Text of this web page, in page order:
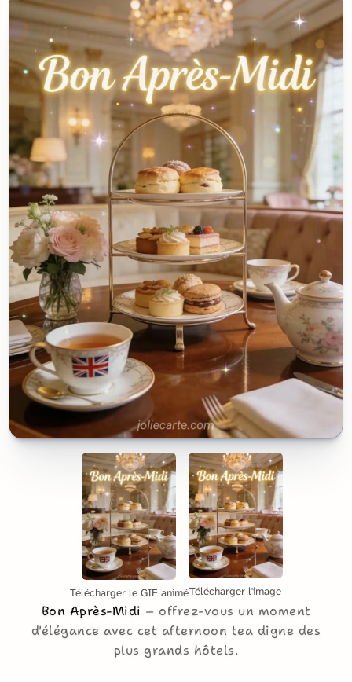
Télécharger le GIF animéTélécharger l'image
Bon Après-Midi
offrez-vous un moment
d'élégance avec cet afternoon tea digne des
plus grands hôtels.